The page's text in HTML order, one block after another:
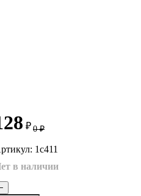
₽ 0 ₽
1с411
в наличии